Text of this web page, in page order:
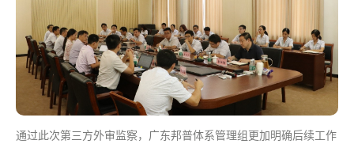
通过此次第三方外审监察，广东邦普体系管理组更加明确后续工作